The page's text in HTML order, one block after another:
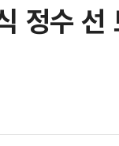
정수 선